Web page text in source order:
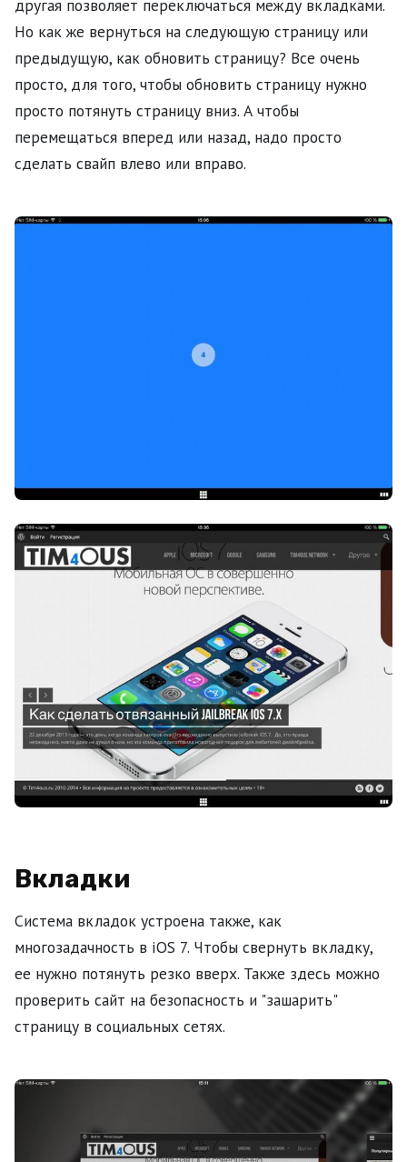
другая позволяет переключаться между вкладками.
Но как же вернуться на следующую страницу или
предыдущую, как обновить страницу? Все очень
просто, для того, чтобы обновить страницу нужно
просто потянуть страницу вниз. А чтобы
перемещаться вперед или назад, надо просто
сделать свайп влево или вправо.
Вкладки
Система вкладок устроена также, как
многозадачность в iOS 7. Чтобы свернуть вкладку,
ее нужно потянуть резко вверх. Также здесь можно
проверить сайт на безопасность и "зашарить"
страницу в социальных сетях.